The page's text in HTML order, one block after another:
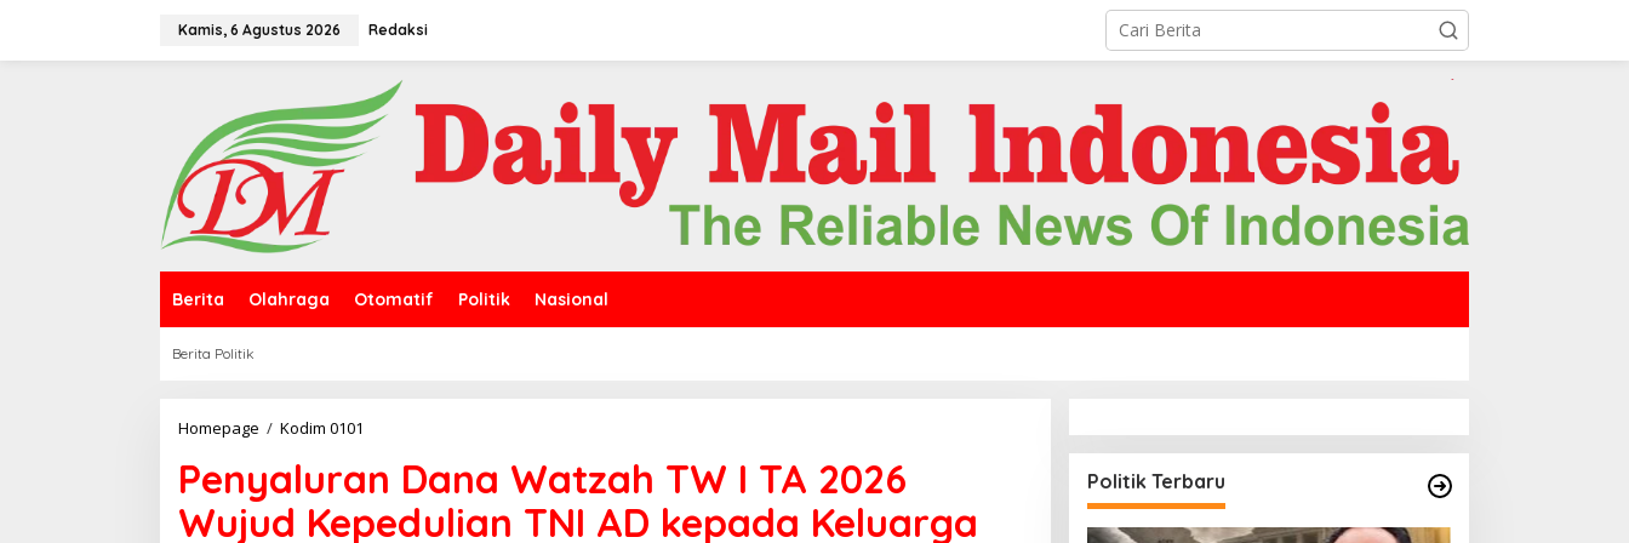
Kamis, 6 Agustus 2026 Redaksi
Berita Olahraga Otomatif Politik Nasional
Berita Politik
Homepage / Kodim 0101
n
y
a
l
Penyaluran Dana Watzah TW I TA 2026
Wujud Kepedulian TNI AD kepada Keluarga
Politik Terbaru